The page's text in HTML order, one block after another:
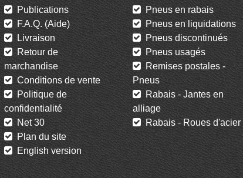
Publications
F.A.Q. (Aide)
Livraison
Retour de
marchandise
Conditions de vente
Politique de
confidentialité
Net 30
Plan du site
English version
Pneus en rabais
Pneus en liquidations
Pneus discontinués
Pneus usagés
Remises postales -
Pneus
Rabais - Jantes en
alliage
Rabais - Roues d'acier